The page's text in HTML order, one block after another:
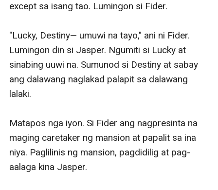
except sa isang tao. Lumingon si Fider.
"Lucky, Destiny— umuwi na tayo," ani ni Fider.
Lumingon din si Jasper. Ngumiti si Lucky at
sinabing uuwi na. Sumunod si Destiny at sabay
ang dalawang naglakad palapit sa dalawang
lalaki.
Matapos nga iyon. Si Fider ang nagpresinta na
maging caretaker ng mansion at papalit sa ina
niya. Paglilinis ng mansion, pagdidilig at pag-
aalaga kina Jasper.